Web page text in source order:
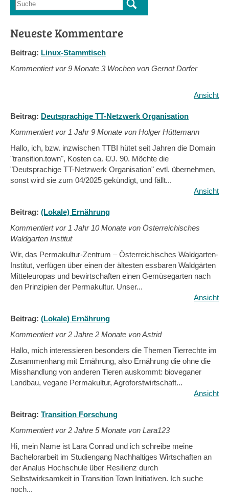
Suchformular
Suche
Neueste Kommentare
Beitrag: Linux-Stammtisch
Kommentiert vor9 Monate 3 Wochen von Gernot Dorfer
Ansicht
Beitrag: Deutsprachige TT-Netzwerk Organisation
Kommentiert vor 1 Jahr 9 Monate von Holger Hüttemann
Hallo, ich, bzw. inzwischen TTBI hütet seit Jahren die Domain
"transition.town", Kosten ca. €/J. 90. Möchte die
"Deutsprachige TT-Netzwerk Organisation" evtl. übernehmen,
sonst wird sie zum 04/2025 gekündigt, und fällt...
Ansicht
Beitrag: (Lokale) Ernährung
Kommentiert vor 1 Jahr 10 Monate von Österreichisches
Waldgarten Institut
Wir, das Permakultur-Zentrum – Österreichisches Waldgarten-
Institut, verfügen über einen der ältesten essbaren Waldgärten
Mitteleuropas und bewirtschaften einen Gemüsegarten nach
den Prinzipien der Permakultur. Unser...
Ansicht
Beitrag: (Lokale) Ernährung
Kommentiert vor2 Jahre 2 Monate von Astrid
Hallo, mich interessieren besonders die Themen Tierrechte im
Zusammenhang mit Ernährung, also Ernährung die ohne die
Misshandlung von anderen Tieren auskommt: bioveganer
Landbau, vegane Permakultur, Agroforstwirtschaft...
Ansicht
Beitrag: Transition Forschung
Kommentiert vor2 Jahre 5 Monate von Lara123
Hi, mein Name ist Lara Conrad und ich schreibe meine
Bachelorarbeit im Studiengang Nachhaltiges Wirtschaften an
der Analus Hochschule über Resilienz durch
Selbstwirksamkeit in Transition Town Initiativen. Ich suche
noch...